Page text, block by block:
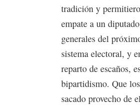
tradición y
empate a un
generales del
sistema electoral, y
reparto de escaños,
bipartidismo. Que
sacado provecho de